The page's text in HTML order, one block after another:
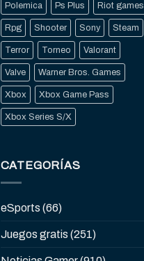
Polemica Ps Plus Riot games
Rpg Shooter Sony Steam
Terror Torneo Valorant
Valve Warner Bros. Games
Xbox Xbox Game Pass
Xbox Series S/X
CATEGORÍAS
eSports (66)
Juegos gratis (251)